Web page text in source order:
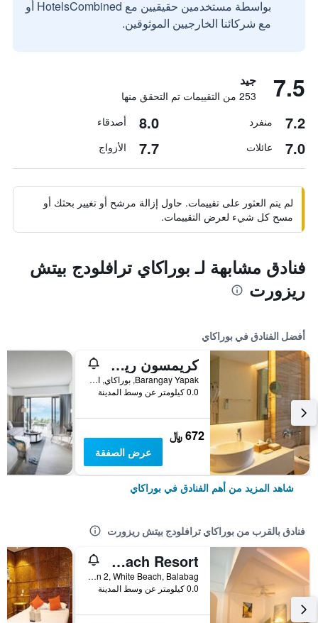
بواسطة مستخدمين حقيقيين مع HotelsCombined أو
مع شركائنا الخارجيين الموثوقين.
7.5 جيد
253 من التقييمات تم التحقق منها
7.2 منفرد 8.0 أصدقاء
7.0 عائلات 7.7 الأزواج
لم يتم العثور على تقييمات. حاول إزالة مرشح أو تغيير بحثك أو
مسح كل شيء لعرض التقييمات.
فنادق مشابهة لـ بوراكاي ترافلودج بيتش
ريزورت
أفضل الفنادق في بوراكاي
كريمسون ريزورت آند سبا بوراكاي
Barangay Yapak, بوراكاي, الفلبين
0.0 كيلومتر عن وسط المدينة
672 ﷼
عرض الصفقة
شاهد المزيد من أهم الفنادق في بوراكاي
فنادق بالقرب من بوراكاي ترافلودج بيتش ريزورت
Lishui Beach Resort
Station 2, White Beach, Balabag, بوراكاي, الفلبين
0.0 كيلومتر عن وسط المدينة